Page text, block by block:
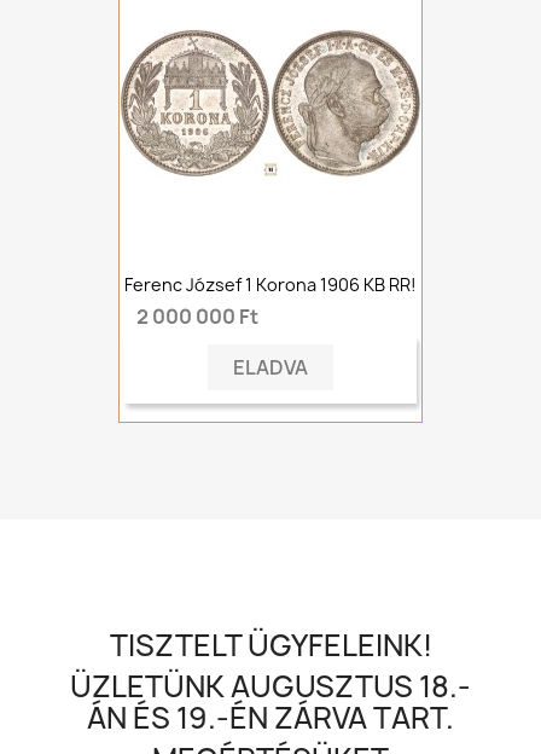
Ferenc József 1 Korona 1906 KB RR!
2 000 000 Ft
ELADVA
TISZTELT ÜGYFELEINK!
ÜZLETÜNK AUGUSZTUS 18.-
ÁN ÉS 19.-ÉN ZÁRVA TART.